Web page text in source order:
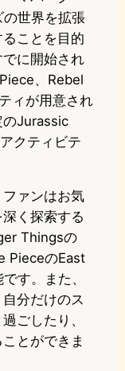
世界を拡張
ことを目的
に開始され
、Rebel
ィが用意され
のJurassic
クティビテ
ァンはお気
く探索する
Thingsの
PieceのEast
す。また、
分だけのス
ごしたり、
とができま